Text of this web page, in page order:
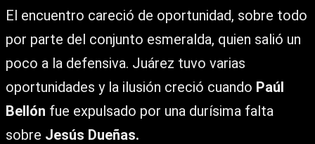
El encuentro careció de oportunidad, sobre todo
por parte del conjunto esmeralda, quien salió un
poco a la defensiva. Juárez tuvo varias
oportunidades y la ilusión creció cuando Paúl
Bellón fue expulsado por una durísima falta
sobre Jesús Dueñas.